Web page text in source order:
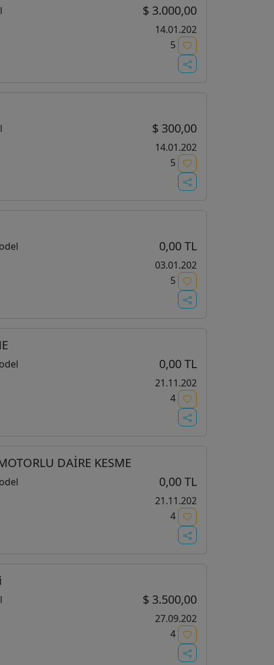
$ 3.000,00
14.01.202
5
$ 300,00
14.01.202
5
0,00 TL
03.01.202
5
0,00 TL
21.11.202
4
DAİRE KESME
0,00 TL
21.11.202
4
$ 3.500,00
27.09.202
4